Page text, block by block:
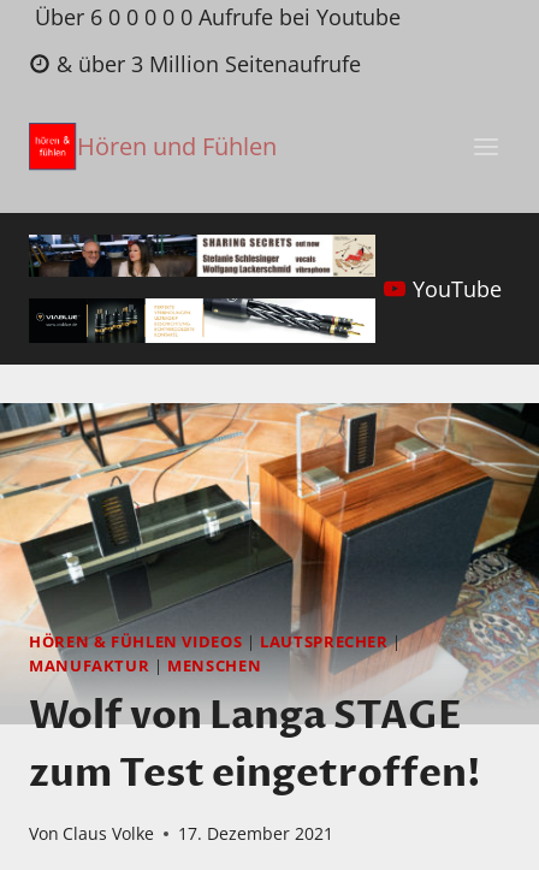
Zum
Inhalt
springen
Über 6 0 0 0 0 0 Aufrufe bei Youtube
& über 3 Million Seitenaufrufe
Hören und Fühlen
YouTube
HÖREN & FÜHLEN VIDEOS | LAUTSPRECHER|
MANUFAKTUR | MENSCHEN
Wolf von Langa STAGE
zum Test eingetroffen!
Von Claus Volke 17. Dezember 2021